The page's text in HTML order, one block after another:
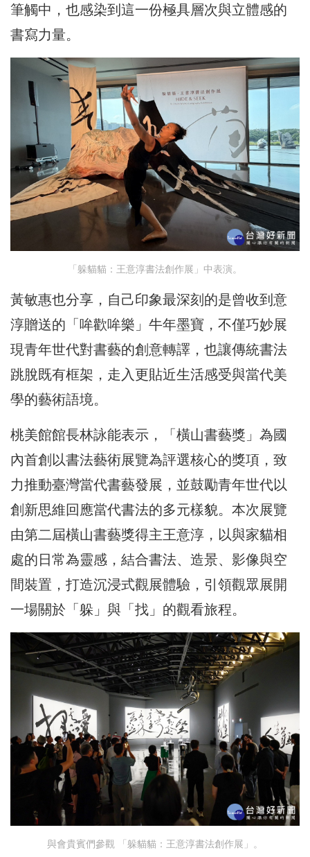
筆觸中，也感染到這一份極具層次與立體感的
書寫力量。
「躲貓貓：王意淳書法創作展」中表演。
黃敏惠也分享，自己印象最深刻的是曾收到意
淳贈送的「哞歡哞樂」牛年墨寶，不僅巧妙展
現青年世代對書藝的創意轉譯，也讓傳統書法
跳脫既有框架，走入更貼近生活感受與當代美
學的藝術語境。
桃美館館長林詠能表示，「橫山書藝獎」為國
內首創以書法藝術展覽為評選核心的獎項，致
力推動臺灣當代書藝發展，並鼓勵青年世代以
創新思維回應當代書法的多元樣貌。本次展覽
由第二屆橫山書藝獎得主王意淳，以與家貓相
處的日常為靈感，結合書法、造景、影像與空
間裝置，打造沉浸式觀展體驗，引領觀眾展開
一場關於「躲」與「找」的觀看旅程。
與會貴賓們參觀 「躲貓貓：王意淳書法創作展」。